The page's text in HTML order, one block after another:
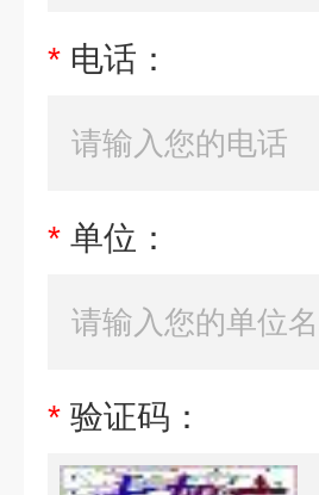
* 电话：
* 单位：
* 验证码：